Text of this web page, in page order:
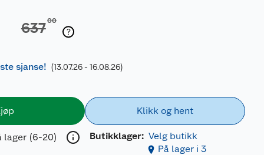
63700
sjanse! (13.07.26 - 16.08.26)
lager (6-20)
Klikk og hent
Butikklager: Velg butikk
På lager i 3